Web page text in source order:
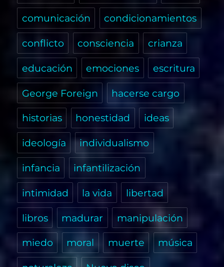
comunicación condicionamientos
conflicto consciencia crianza
educación emociones escritura
George Foreign hacerse cargo
historias honestidad ideas
ideología individualismo
infancia infantilización
intimidad la vida libertad
libros madurar manipulación
miedo moral muerte música